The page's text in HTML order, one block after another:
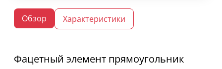
Обзор Характеристики
Фацетный элемент прямоугольник